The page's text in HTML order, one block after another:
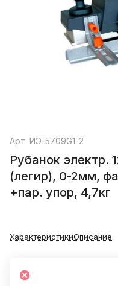
Арт. ИЭ-5709G1-2
Рубанок электр.
(легир), 0-2мм,
+пар. упор, 4,7кг
ХарактеристикиОписание